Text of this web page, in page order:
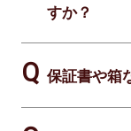
すか？
保証書や箱